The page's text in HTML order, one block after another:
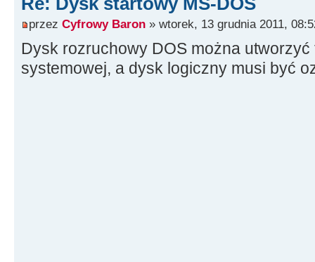
przez Cyfrowy Baron » wtorek, 13 grudnia 2011,
Dysk rozruchowy DOS można
systemowej, a dysk logiczny musi być